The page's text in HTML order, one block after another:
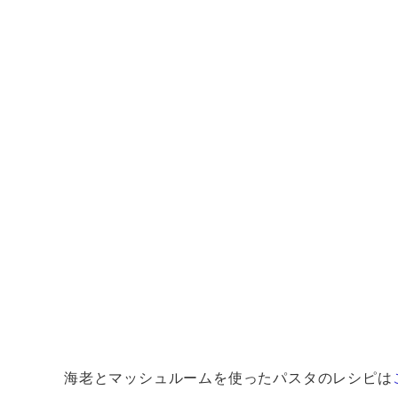
海老とマッシュルームを使ったパスタのレシピは